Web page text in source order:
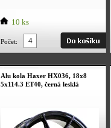
10 ks
Počet:
Alu kola Haxer HX036, 18x8
5x114.3 ET40, černá lesklá